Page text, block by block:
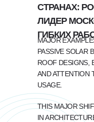
СТРАНАХ:
ЛИДЕР
ГИБКИХ
MAJOR
PASSIVE SOLAR
ROOF DESIGNS,
AND ATTENTION
USAGE.
THIS MAJOR
IN